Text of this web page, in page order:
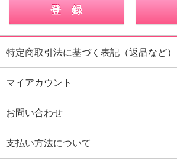
特定商取引法に基づく表記（返品など）
マイアカウント
お問い合わせ
支払い方法について